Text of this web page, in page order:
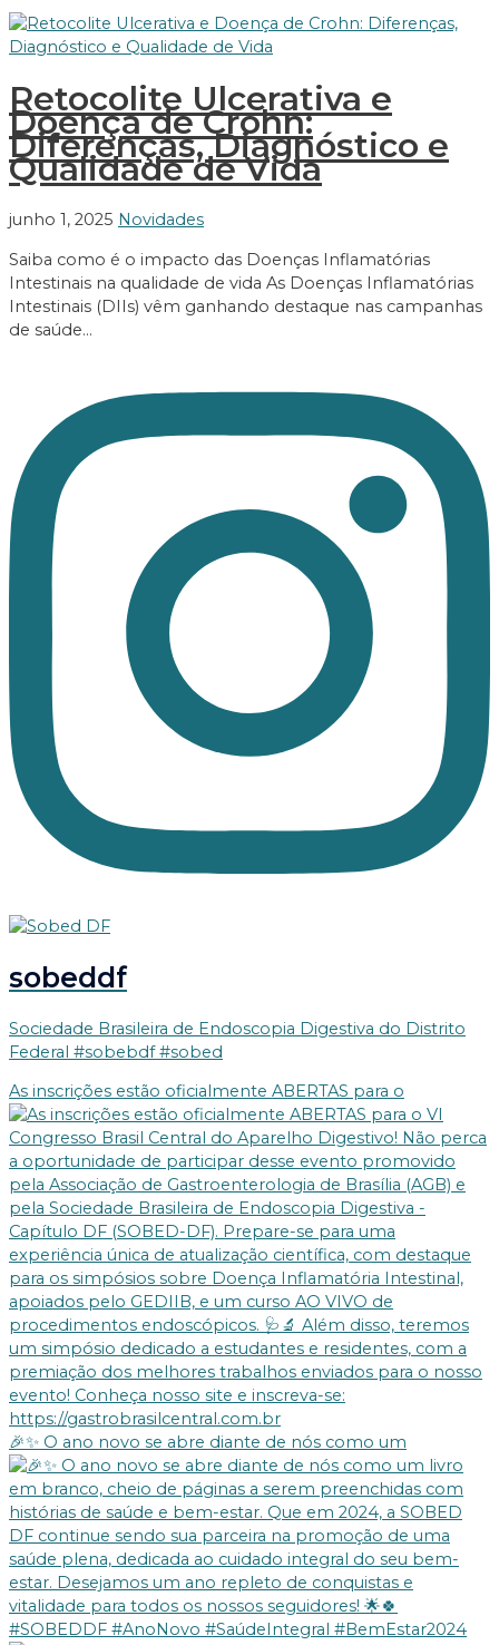
Retocolite Ulcerativa e
Doença de Crohn:
Diferenças, Diagnóstico e
Qualidade de Vida
junho 1, 2025 Novidades
Saiba como é o impacto das Doenças Inflamatórias
Intestinais na qualidade de vida As Doenças Inflamatórias
Intestinais (DIIs) vêm ganhando destaque nas campanhas
de saúde…
sobeddf
Sociedade Brasileira de Endoscopia Digestiva do Distrito
Federal #sobebdf #sobed
As inscrições estão oficialmente ABERTAS para o
🎉✨ O ano novo se abre diante de nós como um